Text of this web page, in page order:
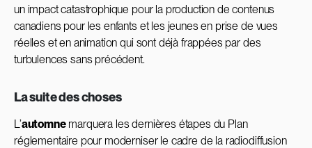
un impact catastrophique pour la production de contenus
canadiens pour les enfants et les jeunes en prise de vues
réelles et en animation qui sont déjà frappées par des
turbulences sans précédent.
La suite des choses
L’automnemarquera les dernières étapes du Plan
réglementaire pour moderniser le cadre de la radiodiffusion